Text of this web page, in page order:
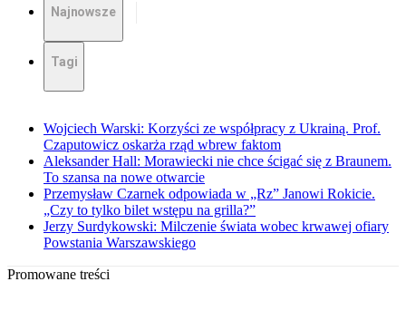
Najnowsze
Tagi
Wojciech Warski: Korzyści ze współpracy z Ukrainą. Prof.
Czaputowicz oskarża rząd wbrew faktom
Aleksander Hall: Morawiecki nie chce ścigać się z Braunem.
To szansa na nowe otwarcie
Przemysław Czarnek odpowiada w „Rz” Janowi Rokicie.
„Czy to tylko bilet wstępu na grilla?”
Jerzy Surdykowski: Milczenie świata wobec krwawej ofiary
Powstania Warszawskiego
Promowane treści